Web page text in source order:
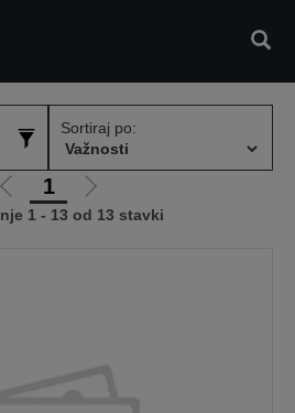
Sortiraj po:
Idi
na
1
Idi
na
1 - 13 od 13 stavki